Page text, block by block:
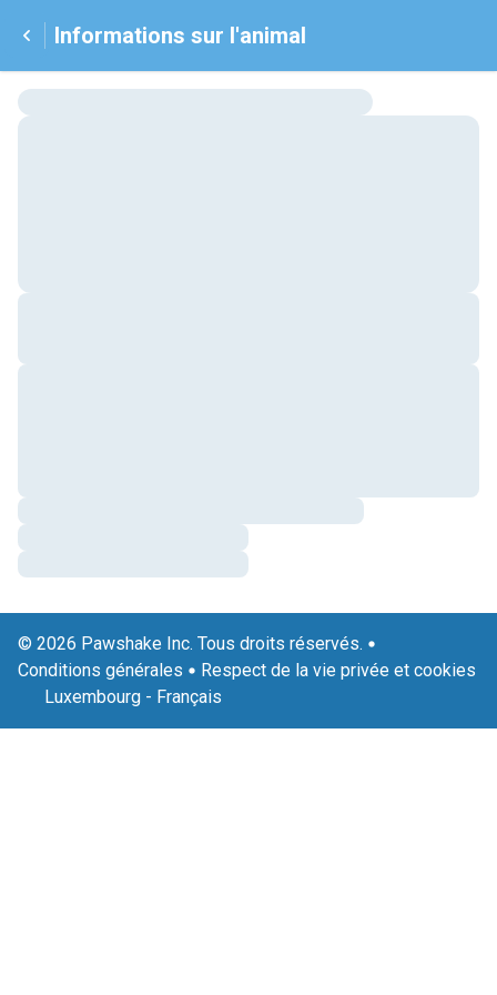
Informations sur l'animal
© 2026 Pawshake Inc. Tous droits réservés.
Conditions générales
Respect de la vie privée et cookies
Luxembourg - Français